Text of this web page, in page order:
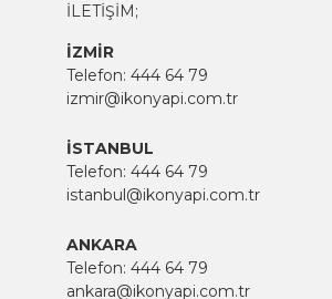
İLETİŞİM;
İZMİR
Telefon: 444 64 79
izmir@ikonyapi.com.tr
İSTANBUL
Telefon: 444 64 79
istanbul@ikonyapi.com.tr
ANKARA
Telefon: 444 64 79
ankara@ikonyapi.com.tr